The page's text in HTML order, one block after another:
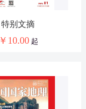
特别文摘
￥ 10.00起